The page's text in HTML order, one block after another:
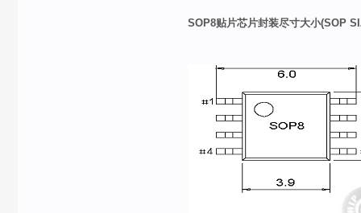
SOP8贴片芯片封装尽寸大小(SOP